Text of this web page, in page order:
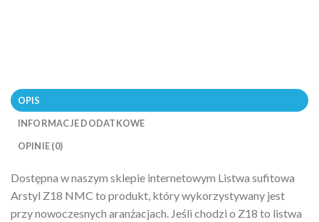
OPIS
INFORMACJE DODATKOWE
OPINIE (0)
Dostępna w naszym sklepie internetowym Listwa sufitowa
Arstyl Z18 NMC to produkt, który wykorzystywany jest
przy nowoczesnych aranżacjach. Jeśli chodzi o Z18 to listwa